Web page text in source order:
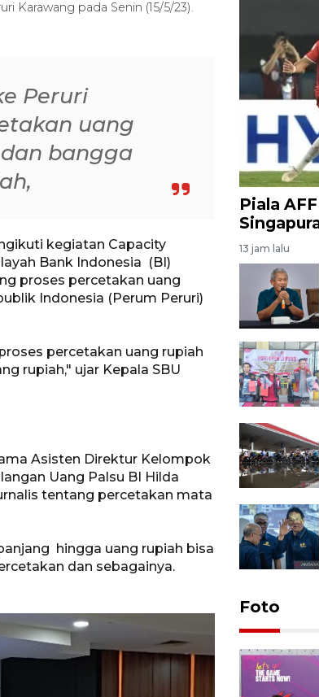
Karawang pada Senin (15/5/23).
Peruri
uang
bangga
kegiatan Capacity
Bank Indonesia (BI)
proses percetakan uang
Indonesia (Perum Peruri)
percetakan uang rupiah
rupiah," ujar Kepala SBU
Asisten Direktur Kelompok
Uang Palsu BI Hilda
tentang percetakan mata
hingga uang rupiah bisa
dan sebagainya.
Piala
13 jam lalu
Foto